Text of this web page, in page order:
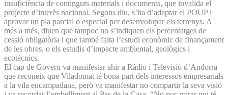
insuficiència de continguts materials i documents, que invalida el
projecte d’interès nacional. Segons diu, s’ha d’adaptar el POUP i
aprovar un pla parcial o especial per des­envolupar els terrenys. A
més a més, diuen que tampoc no s’indiquen els percentatges de
cessió obligatòria i que també falta l’estudi econòmic de finançament
de les obres, o els estudis d’impacte ambiental, geològics i
ecotècnics.
El cap de Govern va manifestar ahir a Ràdio i Televisió d’Andorra
que reconeix que Viladomat té bona part dels interessos empresarials
a la vila encampadana, però va manifestar no compartir la seva visió